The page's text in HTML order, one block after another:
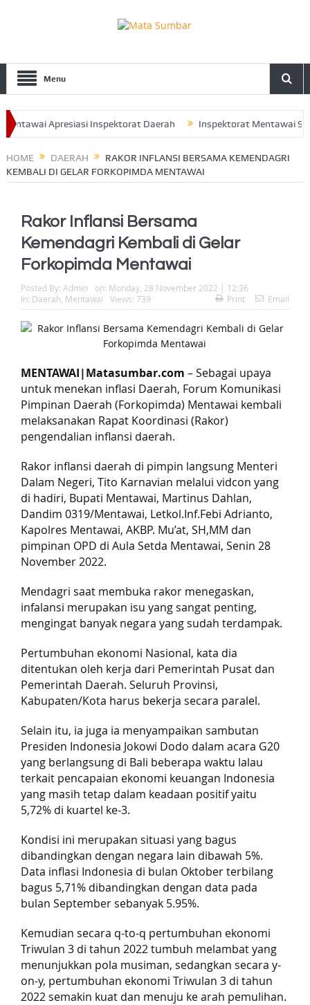
Menu
Apresiasi Inspektorat Daerah Inspektorat Mentawai
HOME DAERAH
RAKOR INFLANSI BERSAMA KEMENDAGRI
KEMBALI DI GELAR FORKOPIMDA MENTAWAI
Rakor Inflansi Bersama
Kemendagri Kembali di Gelar
Forkopimda Mentawai
Posted By: Admin on: Monday, 28 November 2022 | 12:36
In: Daerah Mentawai Views: 739 Print Email
MENTAWAI|Matasumbar.com – Sebagai upaya
untuk menekan inflasi Daerah, Forum Komunikasi
Pimpinan Daerah (Forkopimda) Mentawai kembali
melaksanakan Rapat Koordinasi (Rakor)
pengendalian inflansi daerah.
Rakor inflansi daerah di pimpin langsung Menteri
Dalam Negeri, Tito Karnavian melalui vidcon yang
di hadiri, Bupati Mentawai, Martinus Dahlan,
Dandim 0319/Mentawai, Letkol.Inf.Febi Adrianto,
Kapolres Mentawai, AKBP. Mu’at, SH,MM dan
pimpinan OPD di Aula Setda Mentawai, Senin 28
November 2022.
Mendagri saat membuka rakor menegaskan,
infalansi merupakan isu yang sangat penting,
mengingat banyak negara yang sudah terdampak.
Pertumbuhan ekonomi Nasional, kata dia
ditentukan oleh kerja dari Pemerintah Pusat dan
Pemerintah Daerah. Seluruh Provinsi,
Kabupaten/Kota harus bekerja secara paralel.
Selain itu, ia juga ia menyampaikan sambutan
Presiden Indonesia Jokowi Dodo dalam acara G20
yang berlangsung di Bali beberapa waktu lalau
terkait pencapaian ekonomi keuangan Indonesia
yang masih tetap dalam keadaan positif yaitu
5,72% di kuartel ke-3.
Kondisi ini merupakan situasi yang bagus
dibandingkan dengan negara lain dibawah 5%.
Data inflasi Indonesia di bulan Oktober terbilang
bagus 5,71% dibandingkan dengan data pada
bulan September sebanyak 5.95%.
Kemudian secara q-to-q pertumbuhan ekonomi
Triwulan 3 di tahun 2022 tumbuh melambat yang
menunjukkan pola musiman, sedangkan secara y-
on-y, pertumbuhan ekonomi Triwulan 3 di tahun
2022 semakin kuat dan menuju ke arah pemulihan.